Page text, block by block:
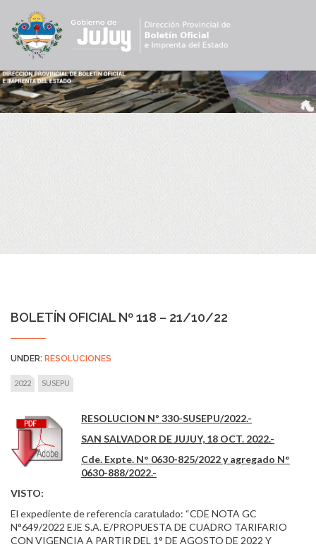
BOLETÍN OFICIAL Nº 118 – 21/10/22
UNDER: RESOLUCIONES
2022 SUSEPU
RESOLUCION Nº 330-SUSEPU/2022.-
SAN SALVADOR DE JUJUY, 18 OCT. 2022.-
Cde. Expte. N° 0630-825/2022 y agregado N°
0630-888/2022.-
VISTO:
El expediente de referencia caratulado: “CDE NOTA GC
N°649/2022 EJE S.A. E/PROPUESTA DE CUADRO TARIFARIO
CON VIGENCIA A PARTIR DEL 1° DE AGOSTO DE 2022 Y